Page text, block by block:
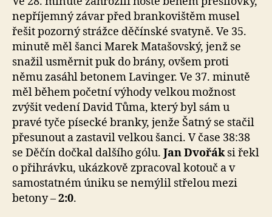
nepříjemný závar před brankovištěm musel
řešit pozorný strážce děčínské svatyně. Ve 35.
minutě měl šanci Marek Matašovský, jenž se
snažil usměrnit puk do brány, ovšem proti
němu zasáhl betonem Lavinger. Ve 37. minutě
měl během početní výhody velkou možnost
zvýšit vedení David Tůma, který byl sám u
pravé tyče písecké branky, jenže Šatný se stačil
přesunout a zastavil velkou šanci. V čase 38:38
se Děčín dočkal dalšího gólu. Jan Dvořáksi řekl
o přihrávku, ukázkově zpracoval kotouč a v
samostatném úniku se nemýlil střelou mezi
betony –2:0.